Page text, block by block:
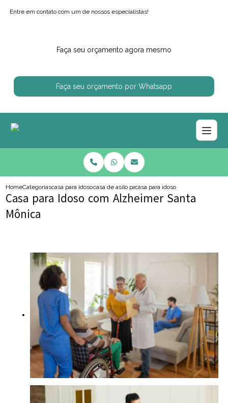
Entre em contato com um de nossos especialistas!
Faça seu orçamento agora mesmo
Faça seu orçamento por Whatsapp
HomeCategoriascasa para idososcasa de asilo para idosocasa para idoso com alzheimer
Casa para Idoso com Alzheimer Santa
Mônica